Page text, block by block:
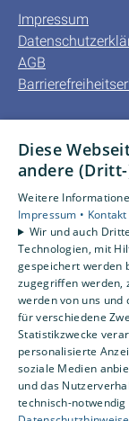
Impressum
AGB
Privatkunden
Gewerbekunden
Karriere
Unternehmen
Kontakt
Um externe
Weitere
Diese
andere
Weitere
Impressum • Kontakt
Wir und auch
Technologien, mit
gespeichert werden
zugegriffen werden,
werden von uns und
für verschiedene
Statistikzwecke
personalisierte
soziale Medien
und das
technisch-notwendig